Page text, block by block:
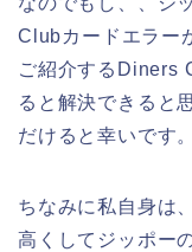
Clubカードエラー
ご紹介するDiners
ると解決できると
だけると幸いです。
ちなみに私自身は
高くしてジッポー